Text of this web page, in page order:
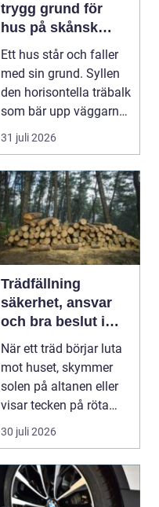
trygg grund för
hus på skånsk
mark
Ett hus står och faller
med sin grund. Syllen
den horisontella träbalk
som bär upp väggarna
mot pla...
31 juli 2026
Trädfällning
säkerhet, ansvar
och bra beslut i
trädgården
När ett träd börjar luta
mot huset, skymmer
solen på altanen eller
visar tecken på röta
uppstår ofta...
30 juli 2026